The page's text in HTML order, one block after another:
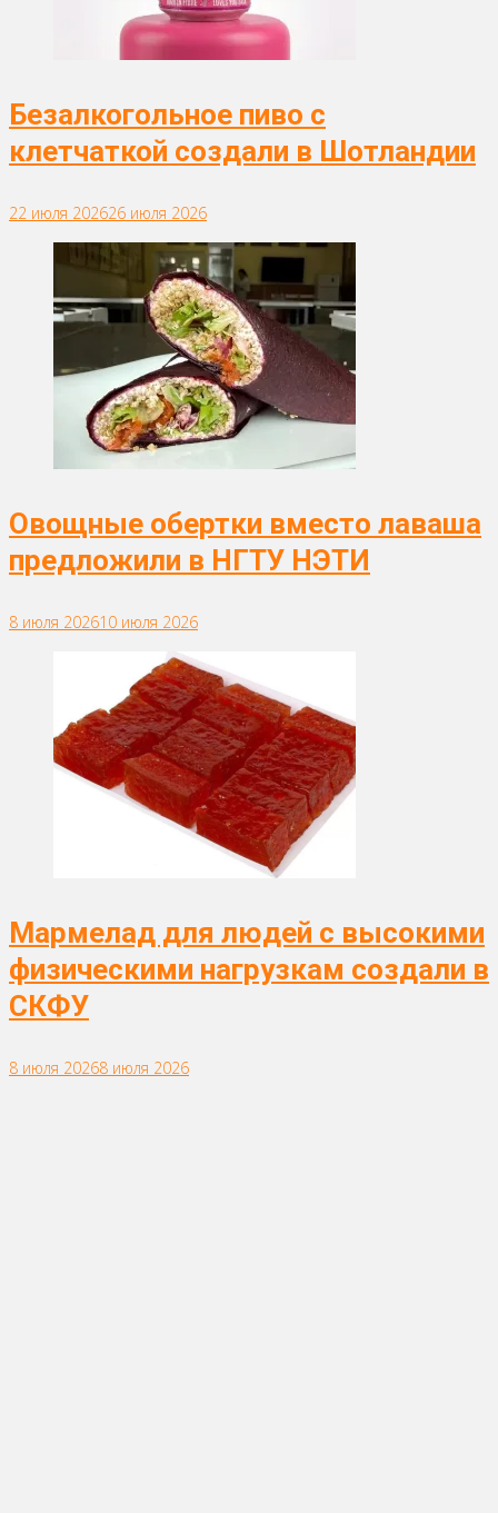
Безалкогольное пиво с
клетчаткой создали в Шотландии
22 июля 202626 июля 2026
Овощные обертки вместо лаваша
предложили в НГТУ НЭТИ
8 июля 202610 июля 2026
Мармелад для людей с высокими
физическими нагрузкам создали в
СКФУ
8 июля 20268 июля 2026